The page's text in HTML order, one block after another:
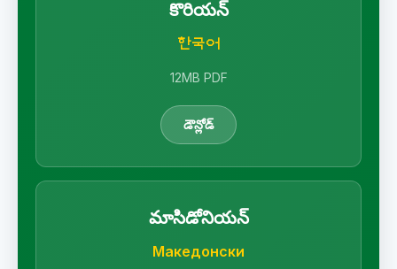
కొరియన్
한국어
12MB PDF
డౌన్లోడ్
మాసిడోనియన్
Македонски